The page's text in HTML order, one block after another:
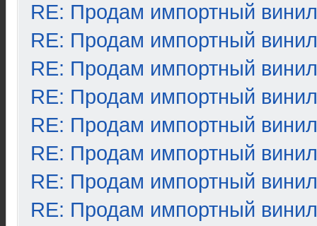
RE: Продам импортный винил
RE: Продам импортный винил
RE: Продам импортный винил
RE: Продам импортный винил
RE: Продам импортный винил
RE: Продам импортный винил
RE: Продам импортный винил
RE: Продам импортный винил